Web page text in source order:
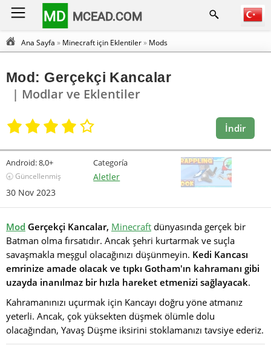
MD MCEAD.COM
Ana Sayfa » Minecraft için Eklentiler» Mods
Mod: Gerçekçi Kancalar
| Modlar ve Eklentiler
İndir
Android:8,0+
🕣 Güncellenmiş
30 Nov 2023
Categoría
Aletler
Mod Gerçekçi Kancalar, Minecraft dünyasında gerçek bir
Batman olma fırsatıdır. Ancak şehri kurtarmak ve suçla
savaşmakla meşgul olacağınızı düşünmeyin. Kedi Kancası
emrinize amade olacak ve tıpkı Gotham'ın kahramanı gibi
uzayda inanılmaz bir hızla hareket etmenizi sağlayacak.
Kahramanınızı uçurmak için Kancayı doğru yöne atmanız
yeterli. Ancak, çok yüksekten düşmek ölümle dolu
olacağından, Yavaş Düşme iksirini stoklamanızı tavsiye ederiz.